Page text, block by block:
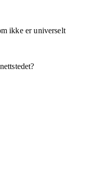
ikke er universelt